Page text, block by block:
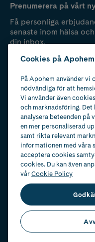
Prenumerera på vårt
Få personliga
senaste inom hälsa
din inbox.
Cookies på Apohem
På Apohem använder vi
nödvändiga för att
Vi använder även
och marknadsföring.
analysera beteenden på
en mer personaliserad
samt rikta relevant
informationen med våra
acceptera cookies
cookies. Du kan även
vårCookie Policy